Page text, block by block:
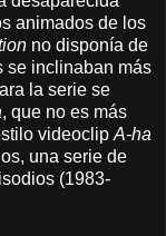
animados de los
no disponía de
se inclinaban más
la serie se
, que no es más
videoclip A-ha
una serie de
(1983-